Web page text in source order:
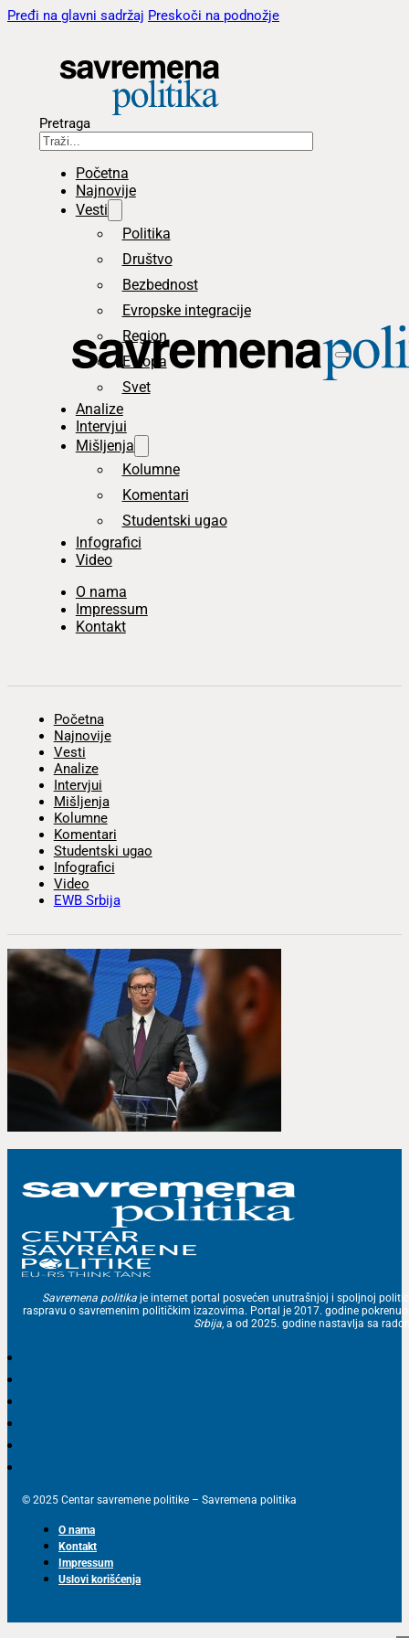
Pređi na glavni sadržaj Preskoči na podnožje
Pretraga
Početna
Najnovije
Vesti
Politika
Društvo
Bezbednost
Evropske integracije
Region
Evropa
Svet
Analize
Intervjui
Mišljenja
Kolumne
Komentari
Studentski ugao
Infografici
Video
O nama
Impressum
Kontakt
Početna
Najnovije
Vesti
Analize
Intervjui
Mišljenja
Kolumne
Komentari
Studentski ugao
Infografici
Video
EWB Srbija
Savremena politika je internet portal posvećen unutrašnjoj i spoljnoj
raspravu o savremenim političkim izazovima. Portal je 2017. godine
Srbija, a od 2025. godine nastavlja sa
© 2025 Centar savremene politike – Savremena politika
O nama
Kontakt
Impressum
Uslovi korišćenja